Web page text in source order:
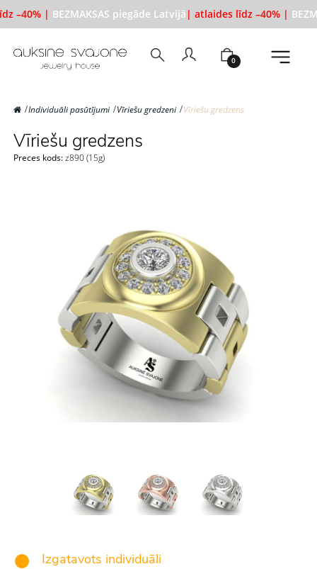
–40% | BEZMAKSAS piegāde Latvijā| atlaides līdz –40% |
0
Individuāli pasūtījumi Vīriešu gredzeni Vīriešu gredzens
Vīriešu gredzens
Preces kods:z890 (15g)
Izgatavots individuāli